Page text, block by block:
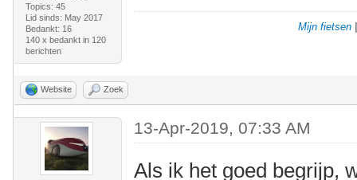
Topics: 45
Lid sinds: May 2017
Bedankt: 16
140 x bedankt in 120
berichten
Mijn fietsen
Website Zoek
13-Apr-2019, 07:33 AM
Als ik het goed begrijp,